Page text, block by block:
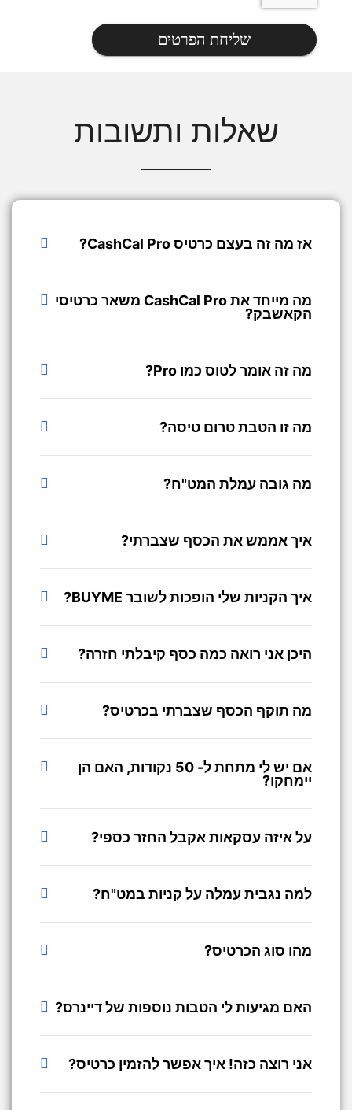
שליחת הפרטים
שאלות ותשובות
אז מה זה בעצם כרטיס CashCal Pro?
מה מייחד את CashCal Pro משאר כרטיסי
הקאשבק?
מה זה אומר לטוס כמו Pro?
מה זו הטבת טרום טיסה?
מה גובה עמלת המט"ח?
איך אממש את הכסף שצברתי?
איך הקניות שלי הופכות לשובר BUYME?
היכן אני רואה כמה כסף קיבלתי חזרה?
מה תוקף הכסף שצברתי בכרטיס?
אם יש לי מתחת ל- 50 נקודות, האם הן
יימחקו?
על איזה עסקאות אקבל החזר כספי?
למה נגבית עמלה על קניות במט"ח?
מהו סוג הכרטיס?
האם מגיעות לי הטבות נוספות של דיינרס?
אני רוצה כזה! איך אפשר להזמין כרטיס?